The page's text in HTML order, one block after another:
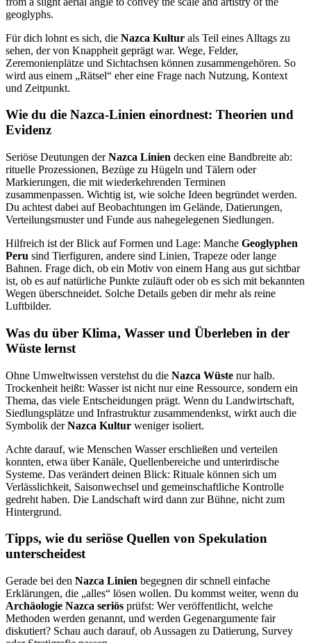
Für dich lohnt es sich, die Nazca Kultur als Teil eines Alltags zu
sehen, der von Knappheit geprägt war. Wege, Felder,
Zeremonienplätze und Sichtachsen können zusammengehören. So
wird aus einem „Rätsel“ eher eine Frage nach Nutzung, Kontext
und Zeitpunkt.
Wie du die Nazca-Linien einordnest: Theorien und
Evidenz
Seriöse Deutungen derNazca Linien decken eine Bandbreite ab:
rituelle Prozessionen, Bezüge zu Hügeln und Tälern oder
Markierungen, die mit wiederkehrenden Terminen
zusammenpassen. Wichtig ist, wie solche Ideen begründet werden.
Du achtest dabei auf Beobachtungen im Gelände, Datierungen,
Verteilungsmuster und Funde aus nahegelegenen Siedlungen.
Hilfreich ist der Blick auf Formen und Lage: Manche Geoglyphen
Peru sind Tierfiguren, andere sind Linien, Trapeze oder lange
Bahnen. Frage dich, ob ein Motiv von einem Hang aus gut sichtbar
ist, ob es auf natürliche Punkte zuläuft oder ob es sich mit bekannten
Wegen überschneidet. Solche Details geben dir mehr als reine
Luftbilder.
Was du über Klima, Wasser und Überleben in der
Wüste lernst
Ohne Umweltwissen verstehst du die Nazca Wüste nur halb.
Trockenheit heißt: Wasser ist nicht nur eine Ressource, sondern ein
Thema, das viele Entscheidungen prägt. Wenn du Landwirtschaft,
Siedlungsplätze und Infrastruktur zusammendenkst, wirkt auch die
Symbolik derNazca Kultur weniger isoliert.
Achte darauf, wie Menschen Wasser erschließen und verteilen
konnten, etwa über Kanäle, Quellenbereiche und unterirdische
Systeme. Das verändert deinen Blick: Rituale können sich um
Verlässlichkeit, Saisonwechsel und gemeinschaftliche Kontrolle
gedreht haben. Die Landschaft wird dann zur Bühne, nicht zum
Hintergrund.
Tipps, wie du seriöse Quellen von Spekulation
unterscheidest
Gerade bei den Nazca Linien begegnen dir schnell einfache
Erklärungen, die „alles“ lösen wollen. Du kommst weiter, wenn du
Archäologie Nazca seriös prüfst: Wer veröffentlicht, welche
Methoden werden genannt, und werden Gegenargumente fair
diskutiert? Schau auch darauf, ob Aussagen zu Datierung, Survey